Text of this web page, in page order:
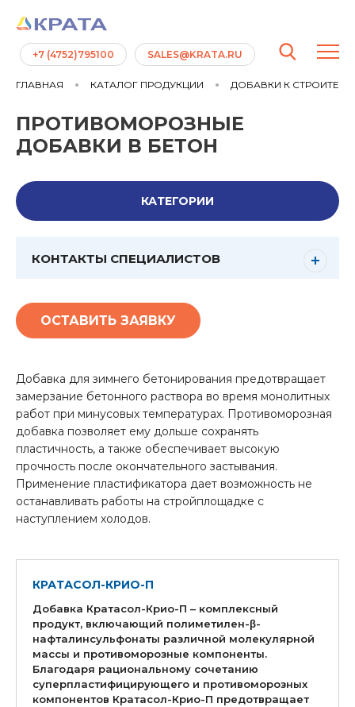
+7 (4752)795100 SALES@KRATA.RU
ГЛАВНАЯ КАТАЛОГ ПРОДУКЦИИ ДОБАВКИ К
ПРОТИВОМОРОЗНЫЕ
ДОБАВКИ В БЕТОН
КАТЕГОРИИ
КОНТАКТЫ СПЕЦИАЛИСТОВ
ОСТАВИТЬ ЗАЯВКУ
Добавка для зимнего бетонирования предотвращает
замерзание бетонного раствора во время монолитных
работ при минусовых температурах. Противоморозная
добавка позволяет ему дольше сохранять
пластичность, а также обеспечивает высокую
прочность после окончательного застывания.
Применение пластификатора дает возможность не
останавливать работы на стройплощадке с
наступлением холодов.
КРАТАСОЛ-КРИО-П
Добавка Кратасол-Крио-П – комплексный
продукт, включающий полиметилен-β-
нафталинсульфонаты различной молекулярной
массы и противоморозные компоненты.
Благодаря рациональному сочетанию
суперпластифицирующего и противоморозных
компонентов Кратасол-Крио-П предотвращает